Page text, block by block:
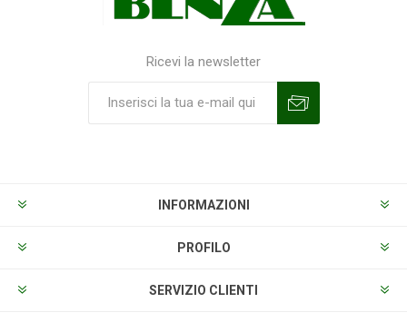
Ricevi la newsletter
INFORMAZIONI
PROFILO
SERVIZIO CLIENTI